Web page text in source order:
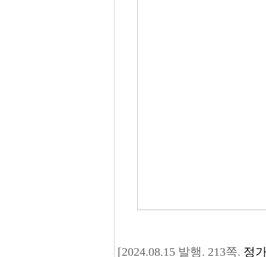
[2024.08.15 발행. 213쪽. 정